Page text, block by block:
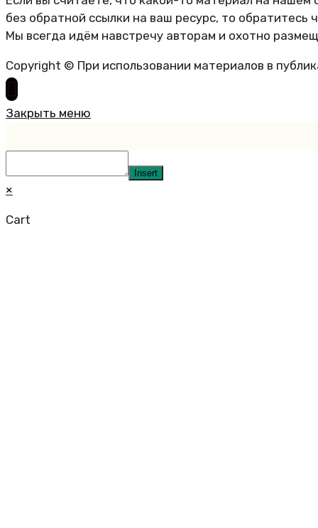
без обратной ссылки на ваш ресурс, то обратитесь
Мы всегда идём навстречу авторам и охотно
Copyright © При использовании материалов в
Закрыть меню
Insert
×
Cart